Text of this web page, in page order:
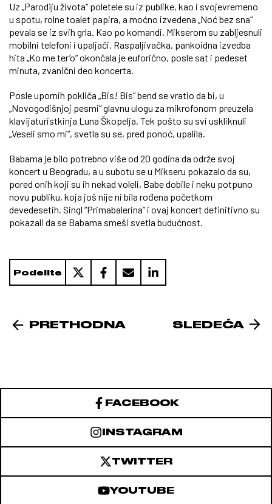
Uz „Parodiju života“ poletele su iz publike, kao i svojevremeno
u spotu, rolne toalet papira, a moćno izvedena „Noć bez sna“
pevala se iz svih grla. Kao po komandi, Mikserom su zabljesnuli
mobilni telefoni i upaljači. Raspaljivačka, pankoidna izvedba
hita „Ko me ter’o“ okončala je euforično, posle sat i pedeset
minuta, zvanični deo koncerta.
Posle upornih pokliča „Bis! Bis“ bend se vratio da bi, u
„Novogodišnjoj pesmi“ glavnu ulogu za mikrofonom preuzela
klavijaturistkinja Luna Škopelja. Tek pošto su svi uskliknuli
„Veseli smo mi“, svetla su se, pred ponoć, upalila.
Babama je bilo potrebno više od 20 godina da održe svoj
koncert u Beogradu, a u subotu se u Mikseru pokazalo da su,
pored onih koji su ih nekad voleli, Babe dobile i neku potpuno
novu publiku, koja još nije ni bila rođena početkom
devedesetih. Singl “Primabalerina” i ovaj koncert definitivno su
pokazali da se Babama smeši svetla budućnost.
Podelite
PRETHODNA SLEDEĆA
FACEBOOK
INSTAGRAM
TWITTER
YOUTUBE